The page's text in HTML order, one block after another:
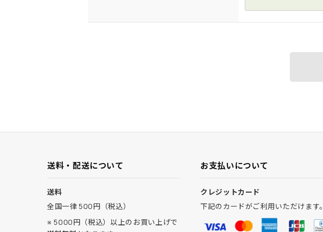
送料・配送について
送料
全国一律 500円（税込）
※ 5000円（税込）以上のお買い上げで
お支払いについて
クレジットカード
下記のカードがご利用いただけます。